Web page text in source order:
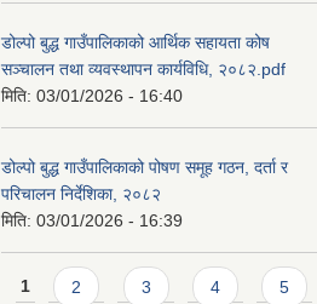
डोल्पो बुद्ध गाउँपालिकाको आर्थिक सहायता कोष
सञ्चालन तथा व्यवस्थापन कार्यविधि, २०८२.pdf
मिति: 03/01/2026 - 16:40
डोल्पो बुद्ध गाउँपालिकाको पोषण समूह गठन, दर्ता र
परिचालन निर्देशिका, २०८२
मिति: 03/01/2026 - 16:39
Pages
1 2 3 4 5